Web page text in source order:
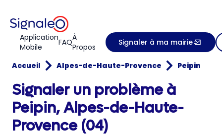
Application
Mobile
FAQÀ
Propos
Signaler à ma mairie
Accueil Alpes-de-Haute-Provence Peipin
Signaler un problème à
Peipin, Alpes-de-Haute-
Provence (04)